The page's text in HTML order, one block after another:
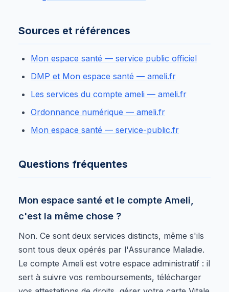
Sources et références
Mon espace santé — service public officiel
DMP et Mon espace santé — ameli.fr
Les services du compte ameli — ameli.fr
Ordonnance numérique — ameli.fr
Mon espace santé — service-public.fr
Questions fréquentes
Mon espace santé et le compte Ameli,
c'est la même chose ?
Non. Ce sont deux services distincts, même s'ils
sont tous deux opérés par l'Assurance Maladie.
Le compte Ameli est votre espace administratif : il
sert à suivre vos remboursements, télécharger